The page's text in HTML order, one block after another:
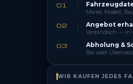
01
Marke, Modell,
02 Angebot
Verbindlich — in
03 Abholung &
Bar oder
WIR KAUFEN JEDES